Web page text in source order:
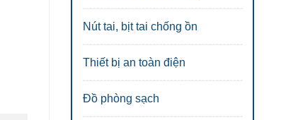
Nút tai, bịt tai chống ồn
Thiết bị an toàn điện
Đồ phòng sạch